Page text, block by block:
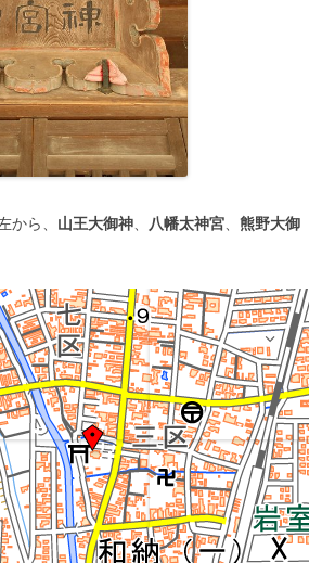
から、 山王大御神、 八幡太神宮、 熊野大御